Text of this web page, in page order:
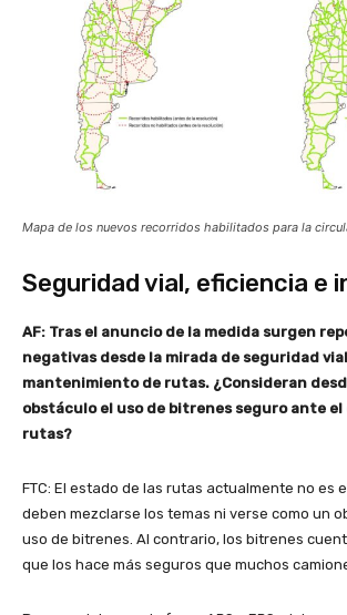
Mapa de los nuevos recorridos habilitados para la
Seguridad vial, eficiencia e
AF: Tras el anuncio de la medida surgen
negativas desde la mirada de seguridad
mantenimiento de rutas. ¿Consideran
obstáculo el uso de bitrenes seguro ante el
rutas?
FTC: El estado de las rutas actualmente no es
deben mezclarse los temas ni verse como un
uso de bitrenes. Al contrario, los bitrenes
que los hace más seguros que muchos